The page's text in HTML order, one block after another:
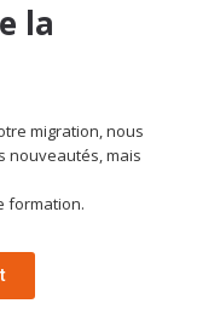
la
migration, nous
nouveautés, mais
formation.